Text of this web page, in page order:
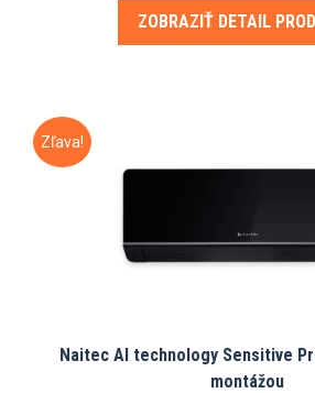
cena
ZOBRAZIŤ DETAIL
Zľava!
Naitec AI technology Sensitive
montážou